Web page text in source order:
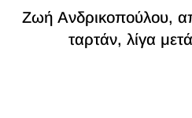
Ζωή Ανδρικοπούλου,
ταρτάν, λίγα